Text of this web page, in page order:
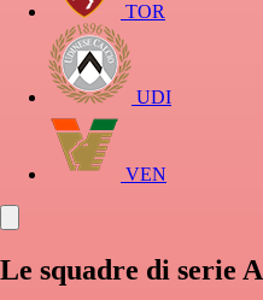
TOR
UDI
VEN
Le squadre di serie A